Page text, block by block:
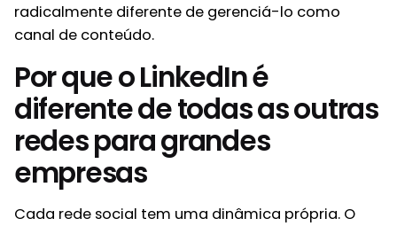
radicalmente diferente de gerenciá-lo como
canal de conteúdo.
Por que o LinkedIn é
diferente de todas as outras
redes para grandes
empresas
Cada rede social tem uma dinâmica própria. O